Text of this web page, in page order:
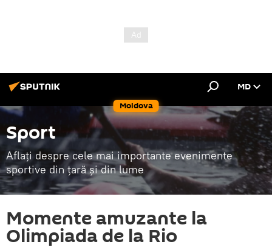
Moldova
MD
Sport
Aflați despre cele mai importante evenimente
sportive din țară și din lume
Momente amuzante la
Olimpiada de la Rio